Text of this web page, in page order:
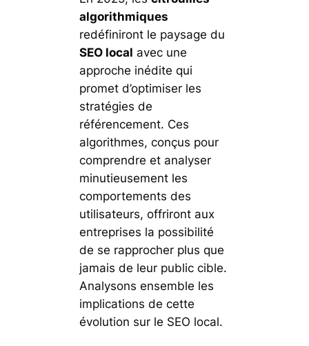
algorithmiques
redéfiniront le paysage du
SEO local avec une
approche inédite qui
promet d’optimiser les
stratégies de
référencement. Ces
algorithmes, conçus pour
comprendre et analyser
minutieusement les
comportements des
utilisateurs, offriront aux
entreprises la possibilité
de se rapprocher plus que
jamais de leur public cible.
Analysons ensemble les
implications de cette
évolution sur le SEO local.